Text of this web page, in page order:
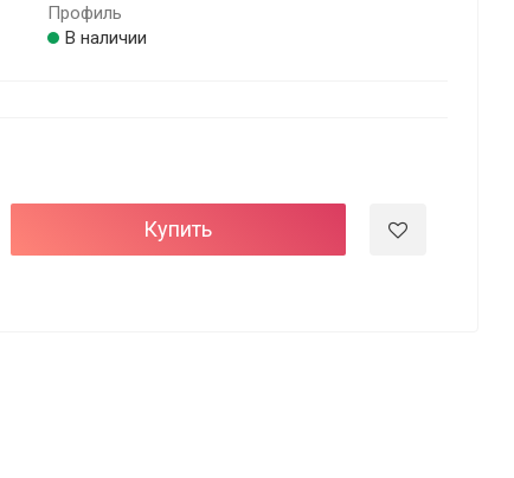
Профиль
В наличии
Купить